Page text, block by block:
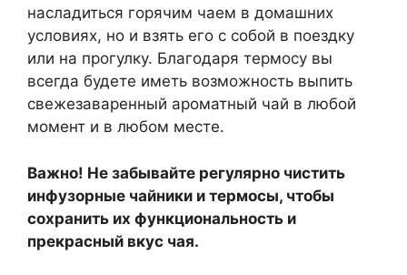
насладиться горячим чаем в домашних
условиях, но и взять его с собой в поездку
или на прогулку. Благодаря термосу вы
всегда будете иметь возможность выпить
свежезаваренный ароматный чай в любой
момент и в любом месте.
Важно! Не забывайте регулярно чистить
инфузорные чайники и термосы, чтобы
сохранить их функциональность и
прекрасный вкус чая.